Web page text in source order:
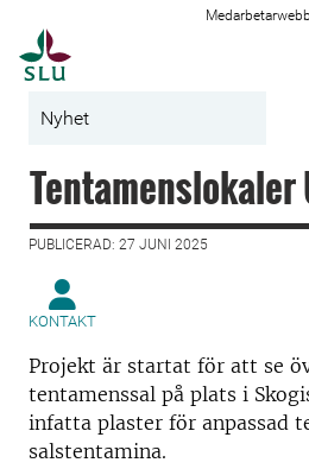
Nyhet
Tentamenslokaler
PUBLICERAD: 27 JUNI 2025
KONTAKT
Projekt är startat för att se
tentamenssal på plats i
infatta plaster för anpassad
salstentamina.